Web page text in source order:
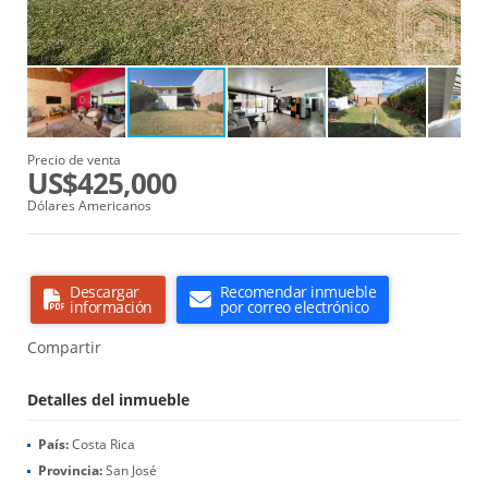
Precio de venta
US$425,000
Dólares Americanos
Descargar
información
Recomendar inmueble
por correo electrónico
Compartir
Detalles del inmueble
País:Costa Rica
Provincia:San José